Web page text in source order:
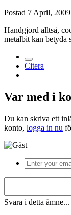
Postad 7 April, 2009
Handgjord alltså,
metalbit kan betyda
Citera
Var med i
Du kan skriva ett
konto, logga in nu
Svara i detta ämne...